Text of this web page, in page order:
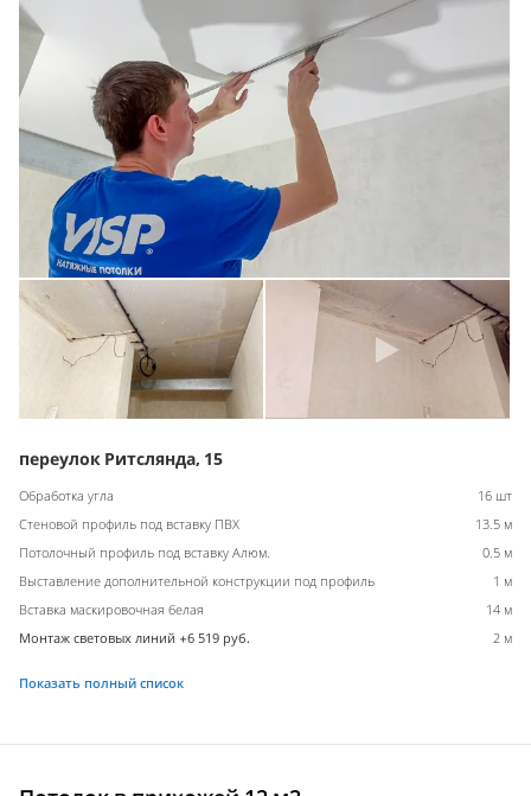
переулок Ритслянда, 15
Обработка угла
16 шт
Стеновой профиль под вставку ПВХ
13.5 м
Потолочный профиль под вставку Алюм.
0.5 м
Выставление дополнительной конструкции под профиль
1 м
Вставка маскировочная белая
14 м
Монтаж световых линий +6 519 руб.
2 м
Показать полный список